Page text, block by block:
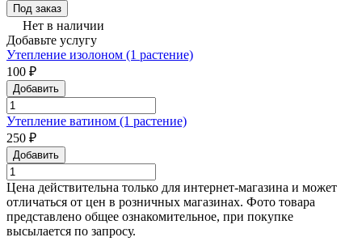
Под заказ
Нет в наличии
Добавьте услугу
Утепление изолоном (1 растение)
100 ₽
Добавить
Утепление ватином (1 растение)
250 ₽
Добавить
Цена действительна только для интернет-магазина и может
отличаться от цен в розничных магазинах. Фото товара
представлено общее ознакомительное, при покупке
высылается по запросу.